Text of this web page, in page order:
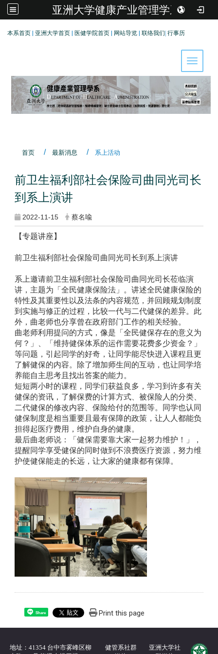
亚洲大学健康产业管理学系
本系首页 亚洲大学首页 医健学院首页 网站导览 联络我们 行事历
Toggle
首页 最新消息 系上活动
前卫生福利部社会保险司曲同光司长
到系上演讲
2022-11-15 蔡名喩
【专题讲座】
前卫生福利部社会保险司曲同光司长到系上演讲
系上邀请前卫生福利部社会保险司曲同光司长莅临演
讲，主题为「全民健康保险法」。讲述全民健康保险的
特性及其重要性以及法条的内容规范，并回顾规划制度
到实施与修正的过程，比较一代与二代健保的差异。此
外，曲老师也分享曾在政府部门工作的相关经验。
曲老师利用提问的方式，像是「全民健保存在的意义为
何？」、「维持健保体系的运作需要花费多少资金？」
等问题，引起同学的好奇，让同学能尽快进入课程且更
了解健保的内容。除了增加师生间的互动，也让同学培
养能自主思考且找出答案的能力。
短短两小时的课程，同学们获益良多，学习到许多有关
健保的资讯，了解保费的计算方式、被保险人的分类、
二代健保的修改内容、保险给付的范围等。同学也认同
健保制度是相当重要且最有保障的政策，让人人都能负
担得起医疗费用，维护自身的健康。
最后曲老师说：「健保需要靠大家一起努力维护！」，
提醒同学享受健保的同时做到不浪费医疗资源，努力维
护使健保能走的长远，让大家的健康都有保障。
Share Print this page
地址：41354 台中市雾峰区柳
健管系社群
亚洲大学社